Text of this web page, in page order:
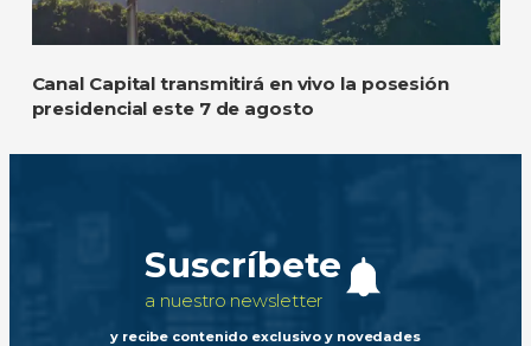
Canal Capital transmitirá en vivo la posesión
presidencial este 7 de agosto
Suscríbete
a nuestro newsletter
y recibe contenido exclusivo y novedades